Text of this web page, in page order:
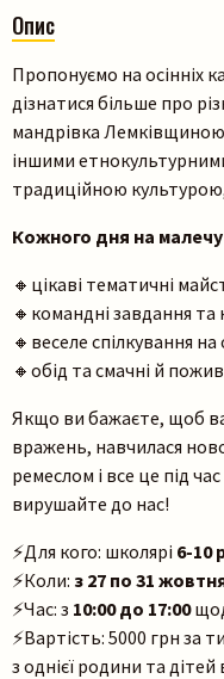
Опис
Пропонуємо на осінніх
дізнатися більше про
мандрівка
іншими
традиційною
Кожного дня на
🔸цікаві тематичні
🔸командні завдання та
🔸веселе спілкування на
🔸обід та смачні й
Якщо ви бажаєте, щоб
вражень, навчилася
ремеслом і все це під
вирушайте до нас!
⚡Для кого: школярі 6-10
⚡Коли: з 27 по 31
⚡Час: з 10:00 до 17:00
⚡Вартість: 5000 грн за
з однієї родини та